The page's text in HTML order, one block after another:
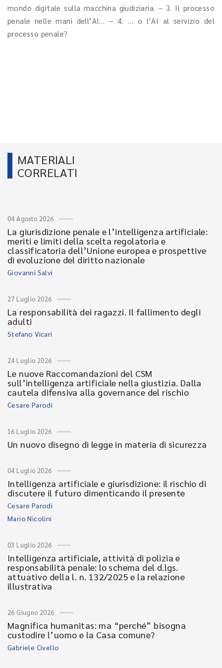
mondo digitale sulla macchina giudiziaria. – 3. Il processo
penale nelle mani dell’AI… – 4. … o l’AI al servizio del
processo penale?
MATERIALI
CORRELATI
04 Agosto 2026
La giurisdizione penale e l’intelligenza artificiale:
meriti e limiti della scelta regolatoria e
classificatoria dell’Unione europea e prospettive
di evoluzione del diritto nazionale
Giovanni Salvi
27 Luglio 2026
La responsabilità dei ragazzi. Il fallimento degli
adulti
Stefano Vicari
24 Luglio 2026
Le nuove Raccomandazioni del CSM
sull’intelligenza artificiale nella giustizia. Dalla
cautela difensiva alla governance del rischio
Cesare Parodi
16 Luglio 2026
Un nuovo disegno di legge in materia di sicurezza
04 Luglio 2026
Intelligenza artificiale e giurisdizione: il rischio di
discutere il futuro dimenticando il presente
Cesare Parodi
Mario Nicolini
03 Luglio 2026
Intelligenza artificiale, attività di polizia e
responsabilità penale: lo schema del d.lgs.
attuativo della l. n. 132/2025 e la relazione
illustrativa
26 Giugno 2026
Magnifica humanitas: ma “perché” bisogna
custodire l’uomo e la Casa comune?
Gabriele Civello